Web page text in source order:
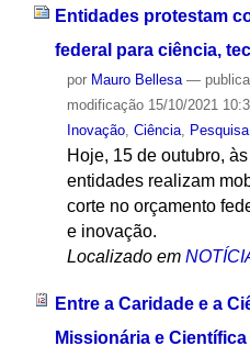
Entidades protestam
federal para ciência,
por Mauro Bellesa —
modificação15/10/2021
Inovação, Ciência, Pesquisa
Hoje, 15 de outubro,
entidades realizam
corte no orçamento
e inovação.
Localizado em
Entre a Caridade e a
Missionária e